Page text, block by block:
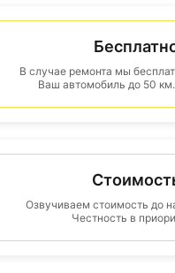
В случае ремонта мы
Ваш автомобиль до 50
Озвучиваем стоимость до
Честность в